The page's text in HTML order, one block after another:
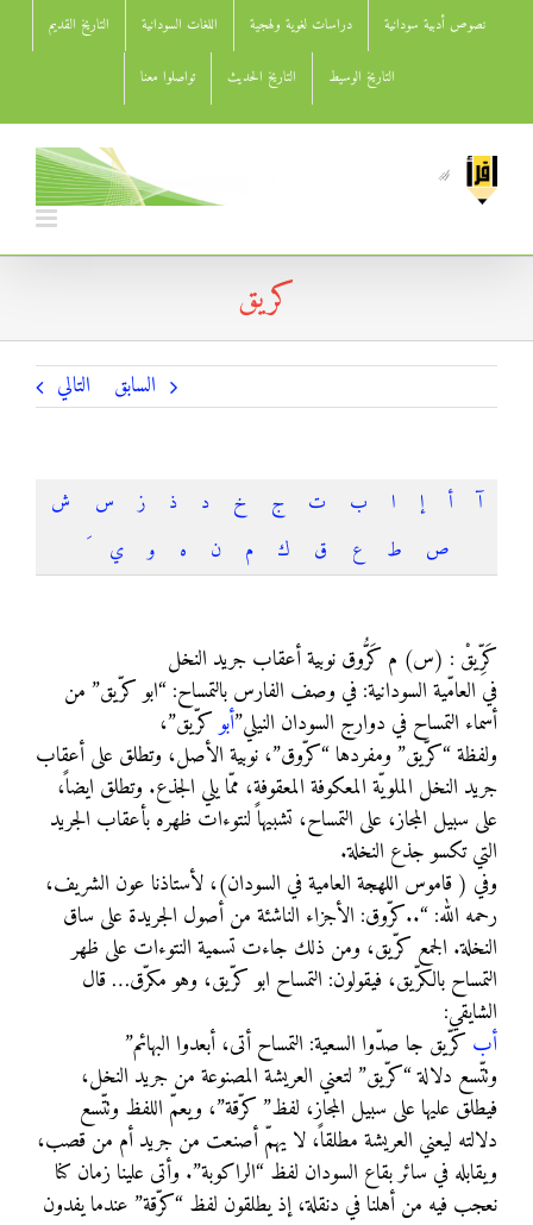
نصوص أدبية سودانية دراسات لغوية ولهجية اللغات السودانية التاريخ القديم
التاريخ الوسيط التاريخ الحديث تواصلوا معنا
كريق
السابق التالي
آ أ إ ا ب ت ج خ د ذ ز س
ش
ص
ط ع ق ك م ن ه و ي
كَرِّيقْ : (س) م كَرُّوق نوبية أعقاب جريد النخل
في العامّية السودانية: في وصف الفارس بالتمساح: “ابو كرّيق” من
أسماء التمساح في دوارج السودان النيلي”أبوكرّيق”،
ولفظة “كرّيق” ومفردها “كرّوق”، نوبية الأصل، وتطلق على أعقاب
جريد النخل الملويّة المعكوفة المعقوفة، ممّا يلي الجذع. وتطلق ايضاً،
على سبيل المجاز، على التمساح، تشبيهاً لنتوءات ظهره بأعقاب الجريد
التي تكسو جذع النخلة.
وفي ( قاموس اللهجة العامية في السودان)، لأستاذنا عون الشريف،
رحمه الله: “..كرّوق: الأجزاء الناشئة من أصول الجريدة على ساق
النخلة. الجمع كرّيق، ومن ذلك جاءت تسمية النتوءات على ظهر
التمساح بالكرّيق، فيقولون: التمساح ابو كرّيق، وهو مكرّق… قال
الشايقي:
أبكرّيق جا صدّوا السعية: التمساح أتى، أبعدوا البهائم”
وتتّسع دلالة “كرّيق” لتعني العريشة المصنوعة من جريد النخل،
فيطلق عليها على سبيل المجاز، لفظ” كرّقة”، ويعمّ اللفظ وتتّسع
دلالته ليعني العريشة مطلقاً، لا يهمّ أصنعت من جريد أم من قصب،
ويقابله في سائر بقاع السودان لفظ “الراكوبة”. وأتى علينا زمان كنا
نعجب فيه من أهلنا في دنقلة، إذ يطلقون لفظ “كرّقة” عندما يفدون